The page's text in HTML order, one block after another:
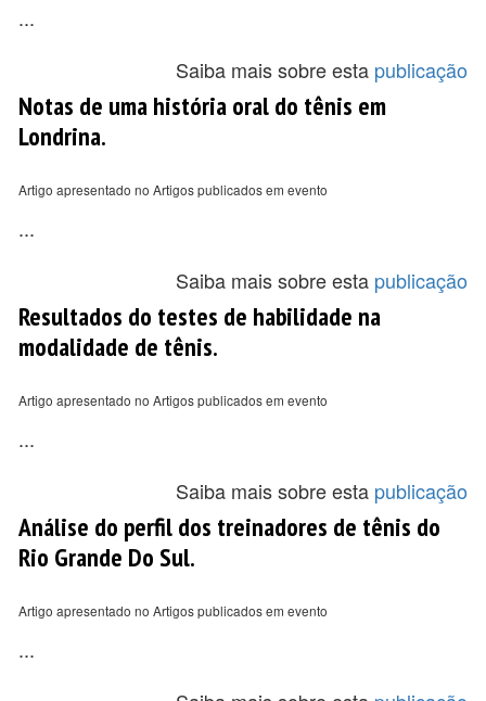
...
Saiba mais sobre esta publicação
Notas de uma história oral do tênis em
Londrina.
Artigo apresentado no Artigos publicados em evento
...
Saiba mais sobre esta publicação
Resultados do testes de habilidade na
modalidade de tênis.
Artigo apresentado no Artigos publicados em evento
...
Saiba mais sobre esta publicação
Análise do perfil dos treinadores de tênis do
Rio Grande Do Sul.
Artigo apresentado no Artigos publicados em evento
...